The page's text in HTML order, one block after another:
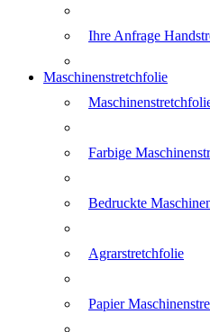
Ihre Anfrage
Maschinenstretchfolie
Farbige
Bedruckte
Agrarstretchfolie
Papier